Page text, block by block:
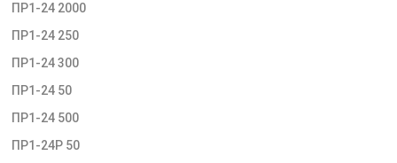
ПР1-24 2000
ПР1-24 250
ПР1-24 300
ПР1-24 50
ПР1-24 500
ПР1-24Р 50